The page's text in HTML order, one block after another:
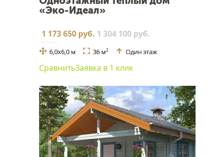
«Эко-Идеал»
1 173 650 руб. 1 304 100 руб.
6,0х6,0 м 36 м2 Один этаж
СравнитьЗаявка в 1 клик